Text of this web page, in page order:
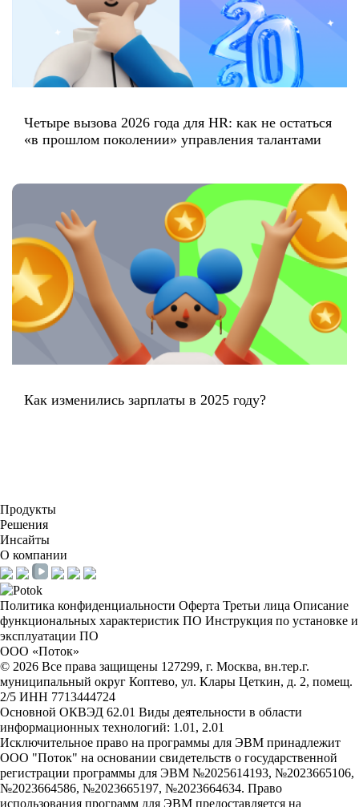
Четыре вызова 2026 года для HR: как не остаться
«в прошлом поколении» управления талантами
Как изменились зарплаты в 2025 году?
Продукты
Решения
Инсайты
О компании
Политика конфиденциальности Оферта Третьи лица Описание
функциональных характеристик ПО Инструкция по установке и
эксплуатации ПО
ООО «Поток»
© 2026 Все права защищены 127299, г. Москва, вн.тер.г.
муниципальный округ Коптево, ул. Клары Цеткин, д. 2, помещ.
2/5 ИНН 7713444724
Основной ОКВЭД 62.01 Виды деятельности в области
информационных технологий: 1.01, 2.01
Исключительное право на программы для ЭВМ принадлежит
ООО "Поток" на основании свидетельств о государственной
регистрации программы для ЭВМ №2025614193, №2023665106,
№2023664586, №2023665197, №2023664634. Право
использования программ для ЭВМ предоставляется на